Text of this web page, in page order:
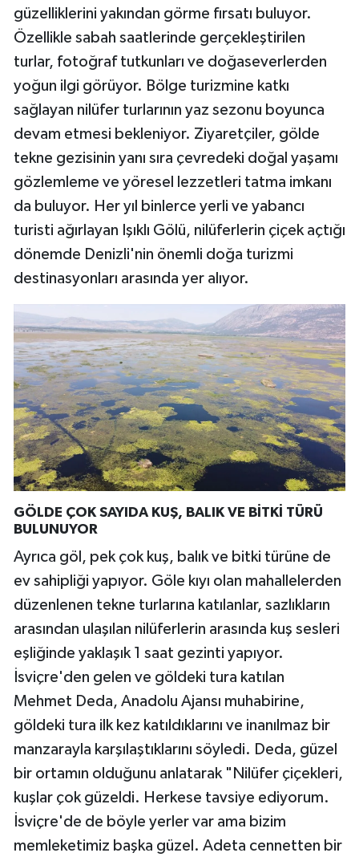
güzelliklerini yakından görme fırsatı buluyor.
Özellikle sabah saatlerinde gerçekleştirilen
turlar, fotoğraf tutkunları ve doğaseverlerden
yoğun ilgi görüyor. Bölge turizmine katkı
sağlayan nilüfer turlarının yaz sezonu boyunca
devam etmesi bekleniyor. Ziyaretçiler, gölde
tekne gezisinin yanı sıra çevredeki doğal yaşamı
gözlemleme ve yöresel lezzetleri tatma imkanı
da buluyor. Her yıl binlerce yerli ve yabancı
turisti ağırlayan Işıklı Gölü, nilüferlerin çiçek açtığı
dönemde Denizli'nin önemli doğa turizmi
destinasyonları arasında yer alıyor.
GÖLDE ÇOK SAYIDA KUŞ, BALIK VE BİTKİ TÜRÜ
BULUNUYOR
Ayrıca göl, pek çok kuş, balık ve bitki türüne de
ev sahipliği yapıyor. Göle kıyı olan mahallelerden
düzenlenen tekne turlarına katılanlar, sazlıkların
arasından ulaşılan nilüferlerin arasında kuş sesleri
eşliğinde yaklaşık 1 saat gezinti yapıyor.
İsviçre'den gelen ve göldeki tura katılan
Mehmet Deda, Anadolu Ajansı muhabirine,
göldeki tura ilk kez katıldıklarını ve inanılmaz bir
manzarayla karşılaştıklarını söyledi. Deda, güzel
bir ortamın olduğunu anlatarak "Nilüfer çiçekleri,
kuşlar çok güzeldi. Herkese tavsiye ediyorum.
İsviçre'de de böyle yerler var ama bizim
memleketimiz başka güzel. Adeta cennetten bir